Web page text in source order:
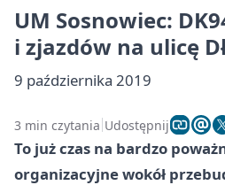
UM Sosnowiec:
i zjazdów na ulicę
9 października 2019
3 min czytania Udostępnij
To już czas na bardzo
organizacyjne wokół